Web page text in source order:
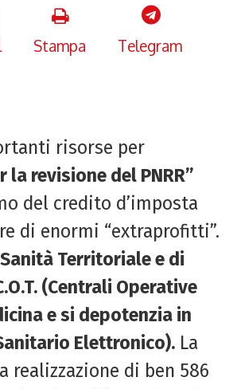
Stampa Telegram
risorse per
la revisione del PNRR”
del credito d’imposta
di enormi “extraprofitti”.
Territoriale e di
(Centrali Operative
e si depotenzia in
Elettronico). La
realizzazione di ben 586